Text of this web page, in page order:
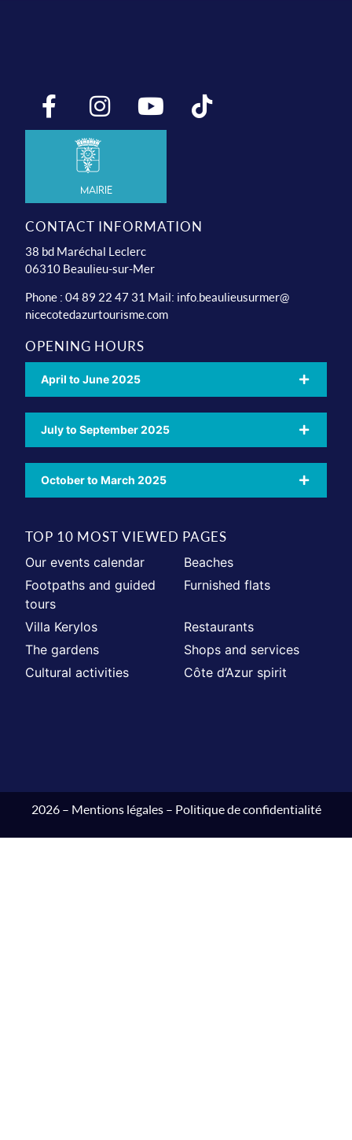
Mairie
CONTACT INFORMATION
38 bd Maréchal Leclerc
06310 Beaulieu-sur-Mer
Phone : 04 89 22 47 31 Mail: info.beaulieusurmer@
nicecotedazurtourisme.com
OPENING HOURS
April to June 2025
July to September 2025
October to March 2025
TOP 10 MOST VIEWED PAGES
Our events calendar
Beaches
Footpaths and guided
tours
Furnished flats
Villa Kerylos
Restaurants
The gardens
Shops and services
Cultural activities
Côte d’Azur spirit
2026 – Mentions légales– Politique de confidentialité